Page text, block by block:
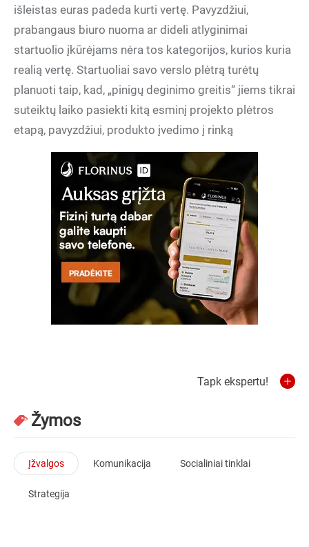
išleistas euras padeda kurti vertę. Pavyzdžiui,
prabangaus biuro nuoma ar dideli atlyginimai
startuolio įkūrėjams nėra tos kategorijos, kurios kuria
realią vertę. Startuoliai savo verslo plėtrą turėtų
planuoti taip, kad, „pinigų deginimo greitis“ jiems tikrai
suteiktų laiko pasiekti kitą esminį projekto plėtros
etapą, pavyzdžiui, produkto įvedimo į rinką
Tapk ekspertu!
Žymos
Įžvalgos Komunikacija Socialiniai tinklai
Strategija